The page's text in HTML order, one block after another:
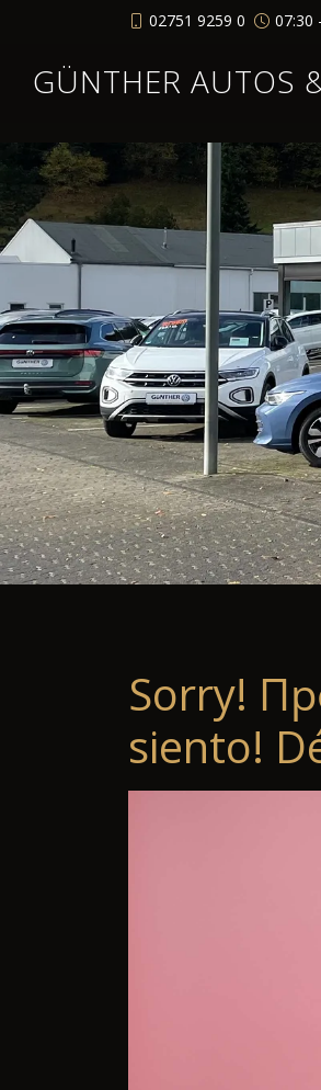
02751 9259 0 07:30
GÜNTHER AUTOS
Sorry!
siento!